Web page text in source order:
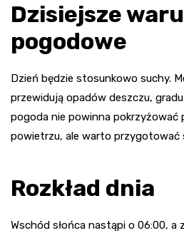
Dzisiejsze
pogodowe
Dzień będzie stosunkowo suchy.
przewidują opadów deszczu,
pogoda nie powinna pokrzyżować
powietrzu, ale warto przygotować
Rozkład dnia
Wschód słońca nastąpi o 06:00, a